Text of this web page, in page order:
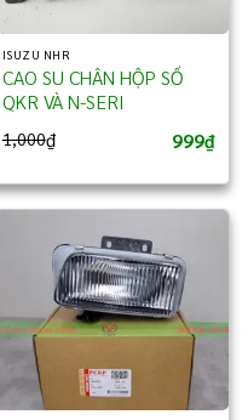
ISUZU NHR
CAO SU CHÂN HỘP SỐ
QKR VÀ N-SERI
1,000₫ 999₫